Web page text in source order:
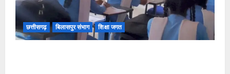
छत्तीसगढ़ बिलासपुर संभाग शिक्षा जगत